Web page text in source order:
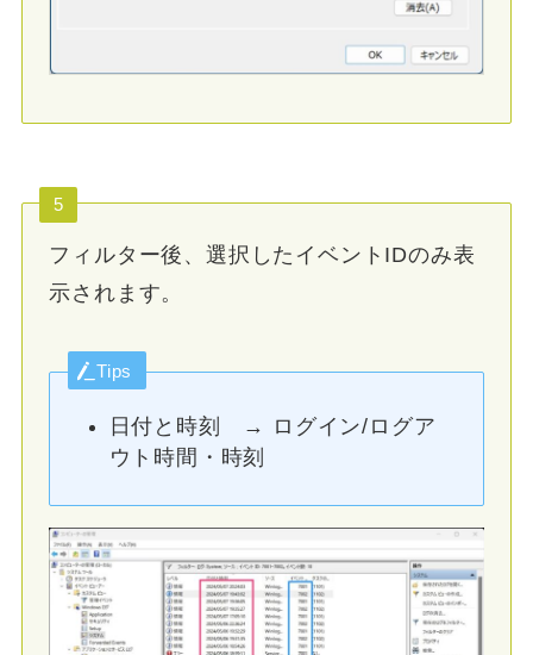
5
フィルター後、選択したイベントIDのみ表
示されます。
Tips
日付と時刻 → ログイン/ログア
ウト時間・時刻